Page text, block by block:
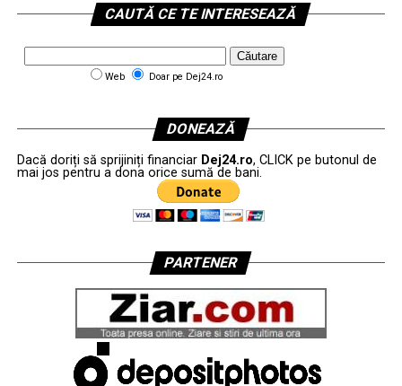
CAUTĂ CE TE INTERESEAZĂ
Web Doar pe Dej24.ro
DONEAZĂ
Dacă doriți să sprijiniți financiar Dej24.ro, CLICK pe butonul de
mai jos pentru a dona orice sumă de bani.
PARTENER